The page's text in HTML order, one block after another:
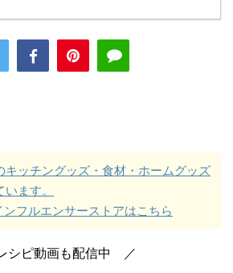
キッチングッズ・食材・ホームグッズ
ます。
フルエンサーストアはこちら
シピ動画も配信中 ／